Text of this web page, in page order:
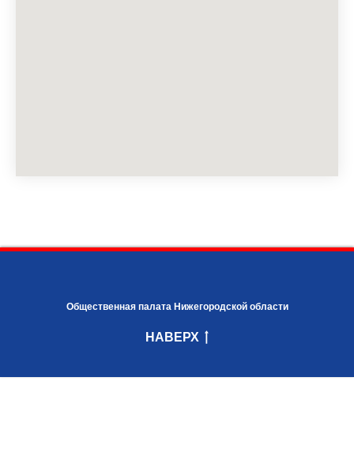
Общественная палата Нижегородской области
НАВЕРХ